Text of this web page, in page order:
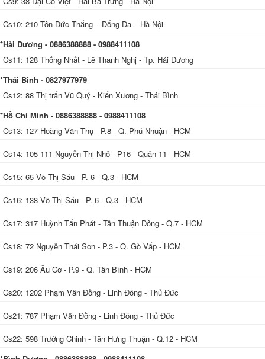
Cs10: 210 Tôn Đức Thắng – Đống Đa – Hà Nội
*Hải Dương - 0886388888 - 0988411108
Cs11: 128 Thống Nhất - Lê Thanh Nghị - Tp. Hải Dương
*Thái Bình - 0827977979
Cs12: 88 Thị trấn Vũ Quý - Kiến Xương - Thái Bình
*Hồ Chí Minh - 0886388888 - 0988411108
Cs13: 127 Hoàng Văn Thụ - P.8 - Q. Phú Nhuận - HCM
Cs14: 105-111 Nguyễn Thị Nhỏ - P16 - Quận 11 - HCM
Cs15: 65 Võ Thị Sáu - P. 6 - Q.3 - HCM
Cs16: 138 Võ Thị Sáu - P. 6 - Q.3 - HCM
Cs17: 317 Huỳnh Tấn Phát - Tân Thuận Đông - Q.7 - HCM
Cs18: 72 Nguyễn Thái Sơn - P.3 - Q. Gò Vấp - HCM
Cs19: 206 Âu Cơ - P.9 - Q. Tân Bình - HCM
Cs20: 1202 Phạm Văn Đồng - Linh Đông - Thủ Đức
Cs21: 787 Phạm Văn Đồng - Linh Đông - Thủ Đức
Cs22: 598 Trường Chinh - Tân Hưng Thuận - Q.12 - HCM